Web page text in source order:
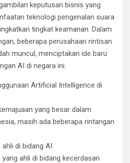
keputusan bisnis yang
teknologi pengenalan suara
tingkat keamanan. Dalam
beberapa perusahaan rintisan
muncul, menciptakan ide baru
AI di negara ini.
Artificial Intelligence di
yang besar dalam
masih ada beberapa rintangan
ahli di bidang AI
ahli di bidang kecerdasan